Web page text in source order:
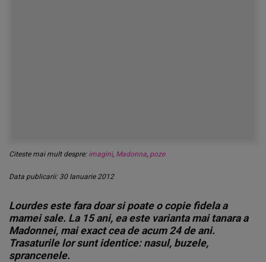
Citeste mai mult despre: imagini, Madonna, poze
Data publicarii: 30 Ianuarie 2012
Lourdes este fara doar si poate o copie fidela a
mamei sale. La 15 ani, ea este varianta mai tanara a
Madonnei, mai exact cea de acum 24 de ani.
Trasaturile lor sunt identice: nasul, buzele,
sprancenele.